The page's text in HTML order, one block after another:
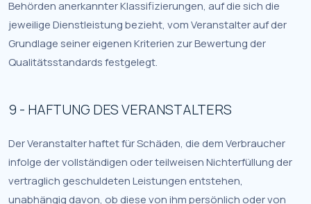
Behörden anerkannter Klassifizierungen, auf die sich die
jeweilige Dienstleistung bezieht, vom Veranstalter auf der
Grundlage seiner eigenen Kriterien zur Bewertung der
Qualitätsstandards festgelegt.
9 - HAFTUNG DES VERANSTALTERS
Der Veranstalter haftet für Schäden, die dem Verbraucher
infolge der vollständigen oder teilweisen Nichterfüllung der
vertraglich geschuldeten Leistungen entstehen,
unabhängig davon, ob diese von ihm persönlich oder von